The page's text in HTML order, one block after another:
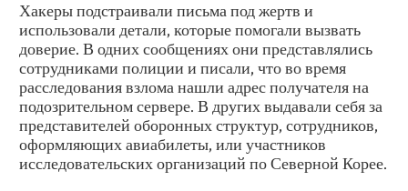
Хакеры подстраивали письма под жертв и
использовали детали, которые помогали вызвать
доверие. В одних сообщениях они представлялись
сотрудниками полиции и писали, что во время
расследования взлома нашли адрес получателя на
подозрительном сервере. В других выдавали себя за
представителей оборонных структур, сотрудников,
оформляющих авиабилеты, или участников
исследовательских организаций по Северной Корее.